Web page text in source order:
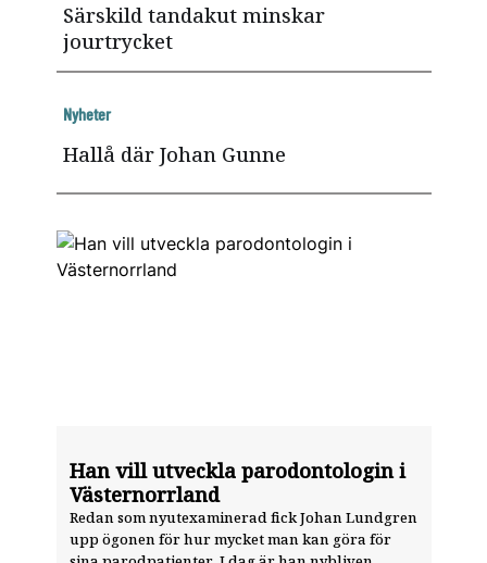
Han vill utveckla parodontologin i
Västernorrland
Redan som nyutexaminerad fick Johan Lundgren
upp ögonen för hur mycket man kan göra för
Särskild tandakut minskar
jourtrycket
Hallå där Johan Gunne
Nyheter